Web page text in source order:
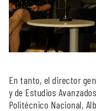
En tanto, el director
y de Estudios
Politécnico Nacional,